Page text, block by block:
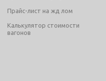
Прайс-лист на жд лом
Калькулятор стоимости
вагонов